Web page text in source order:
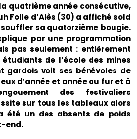
quatrième année consécutive,
Folle d’Alès (30) a affiché sold
sa quatorzième bougie.
par une programmation
pas seulement : entièrement
de l’école des mines
gardois voit ses bénévoles de
d’année et année au fur et à
des festivaliers
sur tous les tableaux alors
été un des absents de poids
end.